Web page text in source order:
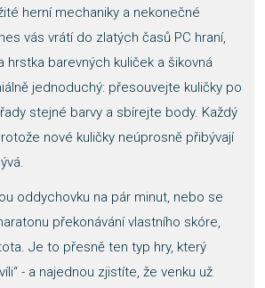
herní mechaniky a nekonečné
vás vrátí do zlatých časů PC hraní,
hrstka barevných kuliček a šikovná
jednoduchý: přesouvejte kuličky po
stejné barvy a sbírejte body. Každý
nové kuličky neúprosně přibývají
oddychovku na pár minut, nebo se
překonávání vlastního skóre,
Je to přesně ten typ hry, který
- a najednou zjistíte, že venku už